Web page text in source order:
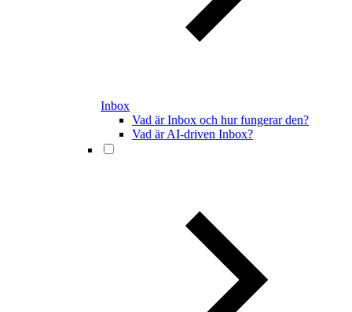
Inbox
Vad är Inbox och hur fungerar den?
Vad är AI-driven Inbox?